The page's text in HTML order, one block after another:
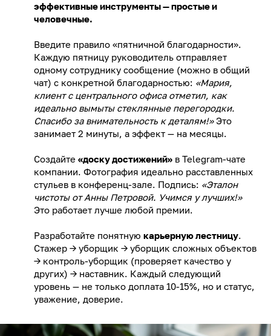
эффективные инструменты — простые и
человечные.
Введите правило «пятничной благодарности».
Каждую пятницу руководитель отправляет
одному сотруднику сообщение (можно в общий
чат) с конкретной благодарностью: «Мария,
клиент с центрального офиса отметил, как
идеально вымыты стеклянные перегородки.
Спасибо за внимательность к деталям!»Это
занимает 2 минуты, а эффект — на месяцы.
Создайте «доску достижений» в Telegram-чате
компании. Фотография идеально расставленных
стульев в конференц-зале. Подпись: «Эталон
чистоты от Анны Петровой. Учимся у лучших!»
Это работает лучше любой премии.
Разработайте понятную карьерную лестницу.
Стажер → уборщик → уборщик сложных объектов
→ контроль-уборщик (проверяет качество у
других) → наставник. Каждый следующий
уровень — не только доплата 10-15%, но и статус,
уважение, доверие.